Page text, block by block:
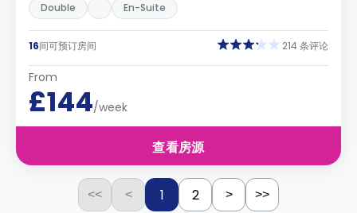
Double En-Suite
16间可预订房间 214 条评论
From
£144/week
查看房源
<< < 1 2 > >>